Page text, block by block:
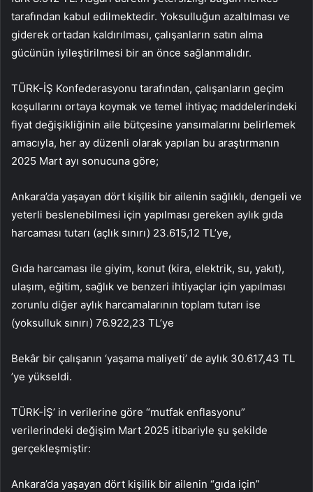
tarafından kabul edilmektedir. Yoksulluğun azaltılması ve
giderek ortadan kaldırılması, çalışanların satın alma
gücünün iyileştirilmesi bir an önce sağlanmalıdır.
TÜRK-İŞ Konfederasyonu tarafından, çalışanların geçim
koşullarını ortaya koymak ve temel ihtiyaç maddelerindeki
fiyat değişikliğinin aile bütçesine yansımalarını belirlemek
amacıyla, her ay düzenli olarak yapılan bu araştırmanın
2025 Mart ayı sonucuna göre;
Ankara’da yaşayan dört kişilik bir ailenin sağlıklı, dengeli ve
yeterli beslenebilmesi için yapılması gereken aylık gıda
harcaması tutarı (açlık sınırı) 23.615,12 TL’ye,
Gıda harcaması ile giyim, konut (kira, elektrik, su, yakıt),
ulaşım, eğitim, sağlık ve benzeri ihtiyaçlar için yapılması
zorunlu diğer aylık harcamalarının toplam tutarı ise
(yoksulluk sınırı) 76.922,23 TL’ye
Bekâr bir çalışanın ‘yaşama maliyeti’ de aylık 30.617,43 TL
’ye yükseldi.
TÜRK-İŞ’ in verilerine göre “mutfak enflasyonu”
verilerindeki değişim Mart 2025 itibariyle şu şekilde
gerçekleşmiştir:
Ankara’da yaşayan dört kişilik bir ailenin “gıda için”